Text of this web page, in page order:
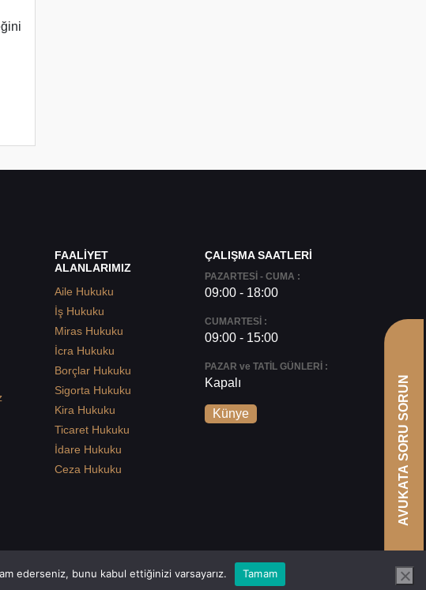
FAALİYET
ALANLARIMIZ
Aile Hukuku
İş Hukuku
Miras Hukuku
İcra Hukuku
Borçlar Hukuku
Sigorta Hukuku
Kira Hukuku
Ticaret Hukuku
İdare Hukuku
Ceza Hukuku
ÇALIŞMA SAATLERİ
PAZARTESİ - CUMA :
09:00 - 18:00
CUMARTESİ :
09:00 - 15:00
PAZAR ve TATİL GÜNLERİ :
Kapalı
Künye
ederseniz, bunu kabul ettiğinizi varsayarız. Tamam
AVUKATA SORU SORUN